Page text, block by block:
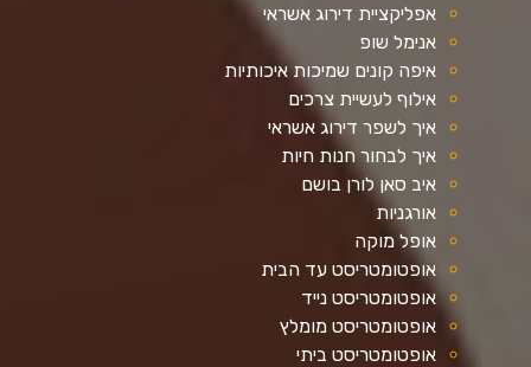
אפליקציית דירוג אשראי
אנימל שופ
איפה קונים שמיכות איכותיות
אילוף לעשיית צרכים
איך לשפר דירוג אשראי
איך לבחור חנות חיות
איב סאן לורן בושם
אורגניות
אופל מוקה
אופטומטריסט עד הבית
אופטומטריסט נייד
אופטומטריסט מומלץ
אופטומטריסט ביתי